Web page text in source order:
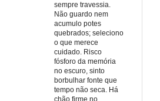
sempre travessia.
Não guardo nem
acumulo potes
quebrados; seleciono
o que merece
cuidado. Risco
fósforo da memória
no escuro, sinto
borbulhar fonte que
tempo não seca. Há
chão firme no